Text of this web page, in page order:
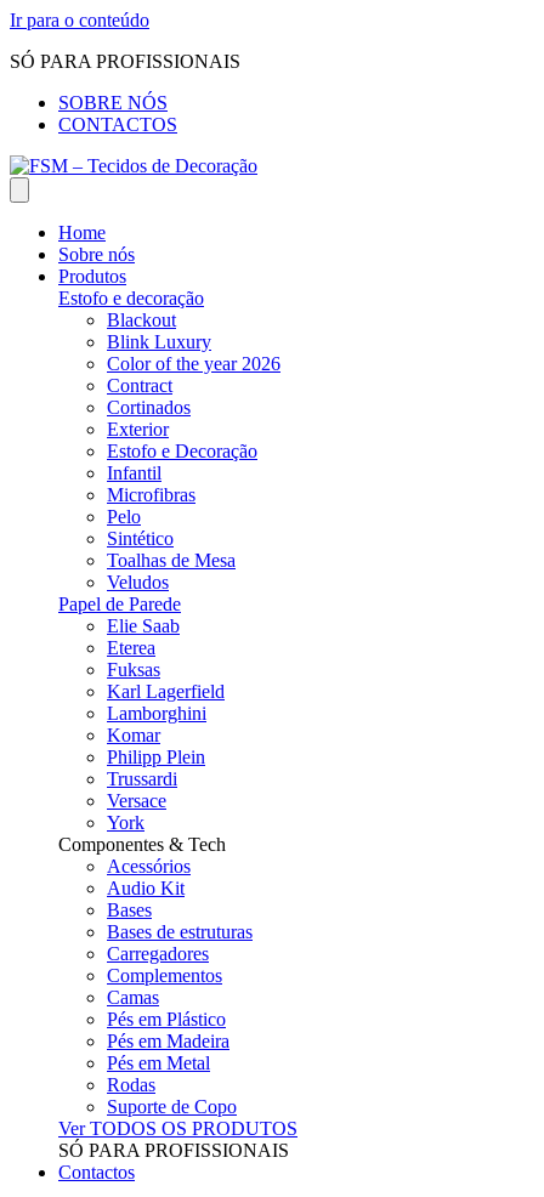
Ir para o conteúdo
SÓ PARA PROFISSIONAIS
SOBRE NÓS
CONTACTOS
Home
Sobre nós
Produtos
Estofo e decoração
Blackout
Blink Luxury
Color of the year 2026
Contract
Cortinados
Exterior
Estofo e Decoração
Infantil
Microfibras
Pelo
Sintético
Toalhas de Mesa
Veludos
Papel de Parede
Elie Saab
Eterea
Fuksas
Karl Lagerfield
Lamborghini
Komar
Philipp Plein
Trussardi
Versace
York
Componentes & Tech
Acessórios
Audio Kit
Bases
Bases de estruturas
Carregadores
Complementos
Camas
Pés em Plástico
Pés em Madeira
Pés em Metal
Rodas
Suporte de Copo
Ver TODOS OS PRODUTOS
SÓ PARA PROFISSIONAIS
Contactos